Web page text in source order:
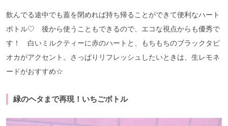
飲んでる途中でも蓋を閉めれば持ち帰ることができて便利なハート
ボトル♡ 後から使うこともできるので、エコな視点からも優秀で
す！ 白いミルクティーに赤のハートと、もちもちのブラックタピ
オカがアクセント。さっぱりリフレッシュしたいときは、生レモネ
ードがおすすめ☆
緑のヘタまで再現！いちごボトル